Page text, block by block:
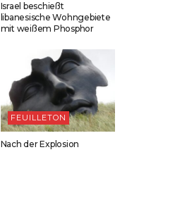
Israel beschießt
libanesische Wohngebiete
mit weißem Phosphor
FEUILLETON
Nach der Explosion